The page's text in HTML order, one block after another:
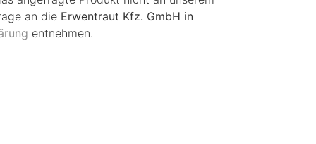
an die Erwentraut Kfz. GmbH in
entnehmen.